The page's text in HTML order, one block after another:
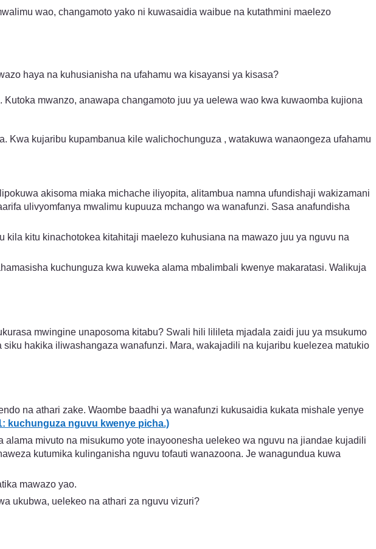
wao, changamoto yako ni kuwasaidia waibue na kutathmini maelezo
haya na kuhusianisha na ufahamu wa kisayansi ya kisasa?
mwanzo, anawapa changamoto juu ya uelewa wao kwa kuwaomba kujiona
kujaribu kupambanua kile walichochunguza , watakuwa wanaongeza ufahamu
akisoma miaka michache iliyopita, alitambua namna ufundishaji wakizamani
ulivyomfanya mwalimu kupuuza mchango wa wanafunzi. Sasa anafundisha
kila kitu kinachotokea kitahitaji maelezo kuhusiana na mawazo juu ya nguvu na
kuchunguza kwa kuweka alama mbalimbali kwenye makaratasi. Walikuja
mwingine unaposoma kitabu? Swali hili lilileta mjadala zaidi juu ya msukumo
hakika iliwashangaza wanafunzi. Mara, wakajadili na kujaribu kuelezea matukio
na athari zake. Waombe baadhi ya wanafunzi kukusaidia kukata mishale yenye
kuchunguza nguvu kwenye picha.)
mivuto na misukumo yote inayoonesha uelekeo wa nguvu na jiandae kujadili
kutumika kulinganisha nguvu tofauti wanazoona. Je wanagundua kuwa
mawazo yao.
ukubwa, uelekeo na athari za nguvu vizuri?